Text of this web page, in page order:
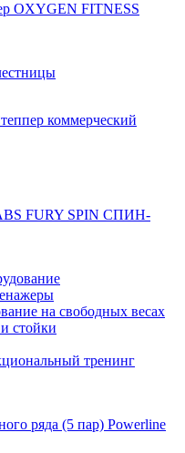
OXYGEN FITNESS
коммерческий
FURY SPIN СПИН-
на свободных весах
стойки
тренинг
ряда (5 пар) Powerline